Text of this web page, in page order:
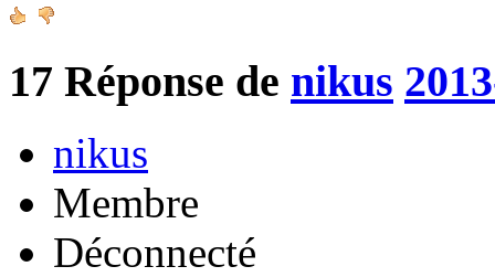
17 Réponse de nikus
nikus
Membre
Déconnecté